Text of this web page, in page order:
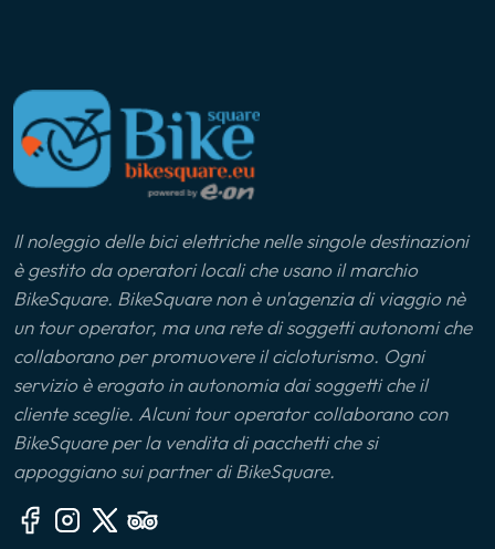
Il noleggio delle bici elettriche nelle singole destinazioni
è gestito da operatori locali che usano il marchio
BikeSquare. BikeSquare non è un'agenzia di viaggio nè
un tour operator, ma una rete di soggetti autonomi che
collaborano per promuovere il cicloturismo. Ogni
servizio è erogato in autonomia dai soggetti che il
cliente sceglie. Alcuni tour operator collaborano con
BikeSquare per la vendita di pacchetti che si
appoggiano sui partner di BikeSquare.